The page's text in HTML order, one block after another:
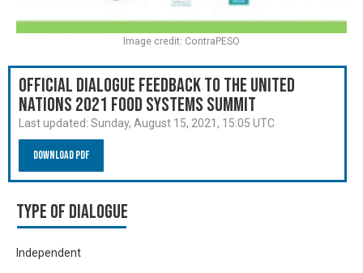
Official Dialogue Feedback to the United
Nations 2021 Food Systems Summit
Last updated: Sunday, August 15, 2021, 15:05 UTC
Download PDF
Type of Dialogue
Independent
Image credit: ContraPESO